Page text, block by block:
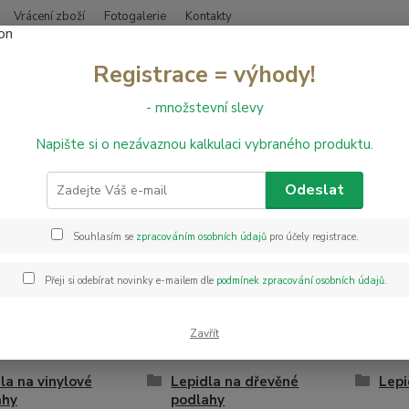
Vrácení zboží Fotogalerie Kontakty
Hledat
na podlahové krytiny
zájem o jakýkoliv produkt, který nemáme v nabídce, napište nám
zašleme cenu a možný termín dodání.
na vinylové
Lepidla na dřevěné
podlahy
Registrace = výhody!
- množstevní slevy
Napište si o nezávaznou kalkulaci vybraného produktu.
Odeslat
Souhlasím se zpracováním osobních údajůpro účely registrace.
Přeji si odebírat novinky e-mailem dle podmínek zpracování osobních údajů.
Zavřít